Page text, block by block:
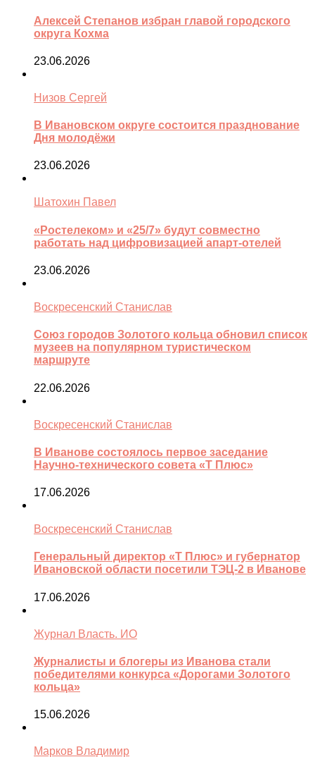
Алексей Степанов избран главой городского
округа Кохма
23.06.2026
Низов Сергей
В Ивановском округе состоится празднование
Дня молодёжи
23.06.2026
Шатохин Павел
«Ростелеком» и «25/7» будут совместно
работать над цифровизацией апарт-отелей
23.06.2026
Воскресенский Станислав
Союз городов Золотого кольца обновил список
музеев на популярном туристическом
маршруте
22.06.2026
Воскресенский Станислав
В Иванове состоялось первое заседание
Научно-технического совета «Т Плюс»
17.06.2026
Воскресенский Станислав
Генеральный директор «Т Плюс» и губернатор
Ивановской области посетили ТЭЦ-2 в Иванове
17.06.2026
Журнал Власть. ИО
Журналисты и блогеры из Иванова стали
победителями конкурса «Дорогами Золотого
кольца»
15.06.2026
Марков Владимир